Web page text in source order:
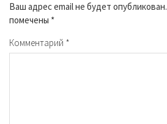
Ваш адрес email не будет опубликован.
помечены *
Комментарий *